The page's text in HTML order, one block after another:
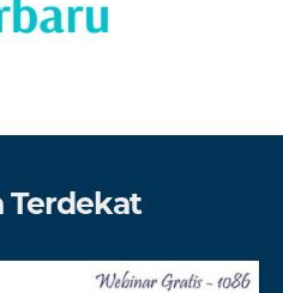
Terdekat